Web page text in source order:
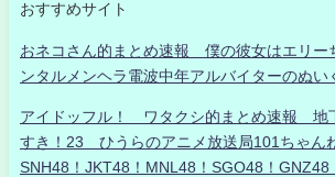
おすすめサイト
おネコさん的まとめ速報 僕の彼女はエリー
ンタルメンヘラ電波中年アルバイターのぬい
アイドッフル！ ワタクシ的まとめ速報 地
すき！23 ひうらのアニメ放送局101ちゃん
SNH48！JKT48！MNL48！SGO48！GNZ48